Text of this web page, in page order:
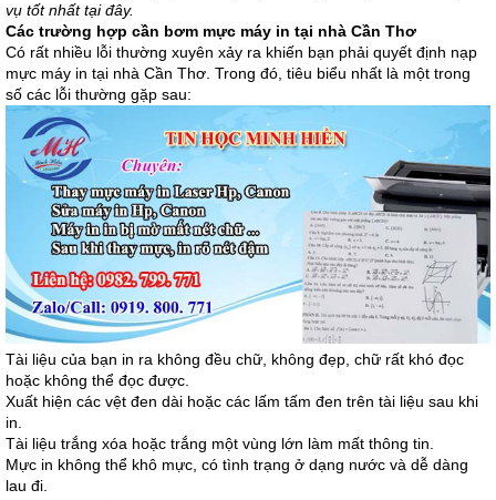
vụ tốt nhất tại đây.
Các trường hợp cần bơm mực máy in tại nhà Cần Thơ
Có rất nhiều lỗi thường xuyên xảy ra khiến bạn phải quyết định nạp
mực máy in tại nhà Cần Thơ. Trong đó, tiêu biểu nhất là một trong
số các lỗi thường gặp sau:
Tài liệu của bạn in ra không đều chữ, không đẹp, chữ rất khó đọc
hoặc không thể đọc được.
Xuất hiện các vệt đen dài hoặc các lấm tấm đen trên tài liệu sau khi
in.
Tài liệu trắng xóa hoặc trắng một vùng lớn làm mất thông tin.
Mực in không thể khô mực, có tình trạng ở dạng nước và dễ dàng
lau đi.